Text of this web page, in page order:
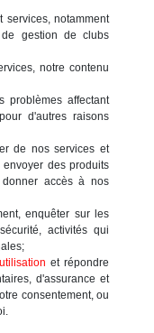
notamment
gestion de clubs
notre contenu
problèmes affectant
d'autres raisons
de nos services et
des produits
accès à nos
enquêter sur les
activités qui
et répondre
d'assurance et
consentement, ou